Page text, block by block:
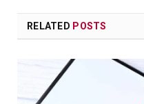
RELATED POSTS